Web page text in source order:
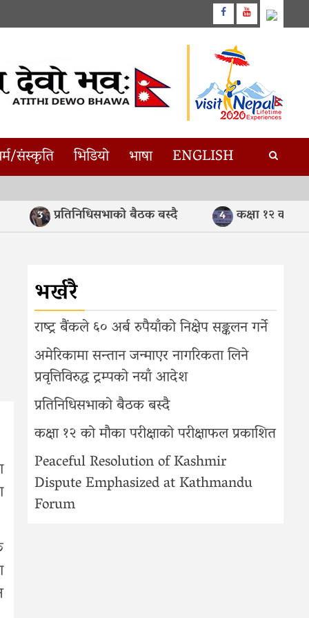
Facebook
Youtube
संस्कृति भिडियो भाषा ENGLISH
प्रतिनिधिसभाको बैठक बस्दै
कक्षा १२ को मौका
भर्खरै
राष्ट्र बैंकले ६० अर्ब रुपैयाँको निक्षेप सङ्कलन गर्ने
अमेरिकामा सन्तान जन्माएर नागरिकता लिने
प्रवृत्तिविरुद्ध ट्रम्पको नयाँ आदेश
प्रतिनिधिसभाको बैठक बस्दै
कक्षा १२ को मौका परीक्षाको परीक्षाफल प्रकाशित
Peaceful Resolution of Kashmir
Dispute Emphasized at Kathmandu
Forum